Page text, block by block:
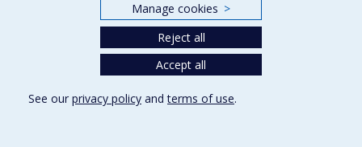
Manage cookies >
Reject all
Accept all
See our privacy policy andterms of use.